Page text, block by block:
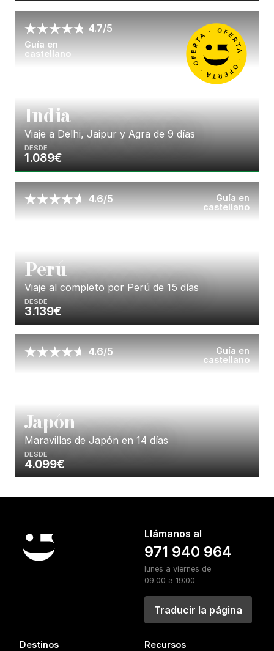
Enséñame más...
4.7/5
Guía en
castellano
India
Viaje a Delhi, Jaipur y Agra de 9 días
DESDE
1.089€
Enséñame más...
4.6/5
Guía en
castellano
Perú
Viaje al completo por Perú de 15 días
DESDE
3.139€
Enséñame más...
4.6/5
Guía en
castellano
Japón
Maravillas de Japón en 14 días
DESDE
4.099€
Llámanos al
971 940 964
lunes a viernes de
09:00 a 19:00
Traducir la página
Destinos
Recursos